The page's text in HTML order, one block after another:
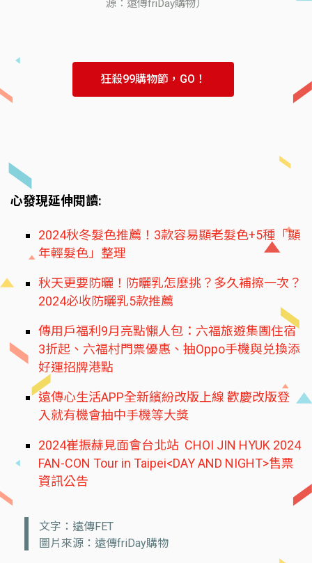
源：遠傳friDay購物）
狂殺99購物節，GO！
心發現延伸閱讀:
2024秋冬髮色推薦！3款容易顯老髮色+5種「顯
年輕髮色」整理
秋天更要防曬！防曬乳怎麼挑？多久補擦一次？
2024必收防曬乳5款推薦
傳用戶福利9月亮點懶人包：六福旅遊集團住宿
3折起、六福村門票優惠、抽Oppo手機與兑換添
好運招牌港點
遠傳心生活APP全新繽紛改版上線 歡慶改版登
入就有機會抽中手機等大獎
2024崔振赫見面會台北站 CHOI JIN HYUK 2024
FAN-CON Tour in Taipei<DAY AND NIGHT>售票
資訊公告
文字：遠傳FET
圖片來源：遠傳friDay購物